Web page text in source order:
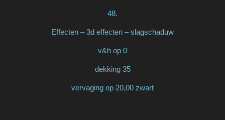
48.
Effecten – 3d effecten – slagschaduw
v&h op 0
dekking 35
vervaging op 20,00 zwart